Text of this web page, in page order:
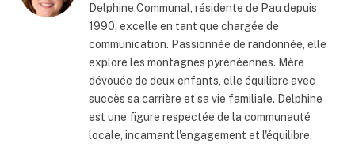
Delphine Communal, résidente de Pau depuis
1990, excelle en tant que chargée de
communication. Passionnée de randonnée, elle
explore les montagnes pyrénéennes. Mère
dévouée de deux enfants, elle équilibre avec
succès sa carrière et sa vie familiale. Delphine
est une figure respectée de la communauté
locale, incarnant l'engagement et l'équilibre.